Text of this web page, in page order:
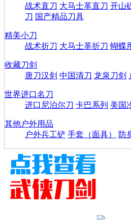
战术直刀 大马士革直刀 开山
刀 国产精品刀具
精美小刀
战术折刀 大马士革折刀 蝴蝶
收藏刀剑
唐刀汉剑 中国清刀 龙泉刀剑
世界进口名刀
进口尼泊尔刀 卡巴系列 美国
其他户外用品
户外兵工铲 手套（面具） 防